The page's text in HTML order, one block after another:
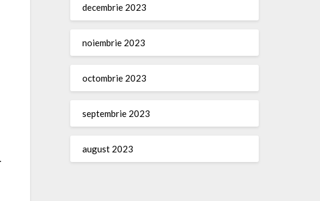
decembrie 2023
noiembrie 2023
octombrie 2023
septembrie 2023
august 2023